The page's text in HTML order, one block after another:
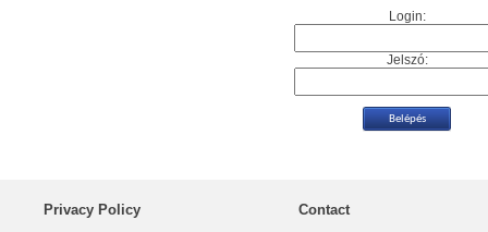
Login:
Jelszó:
Privacy Policy Contact